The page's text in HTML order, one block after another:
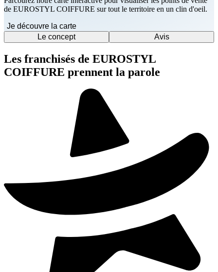
de EUROSTYL COIFFURE sur tout le territoire en un clin d'oeil.
Je découvre la carte
Le concept
Avis
Les franchisés de EUROSTYL
COIFFURE prennent la parole